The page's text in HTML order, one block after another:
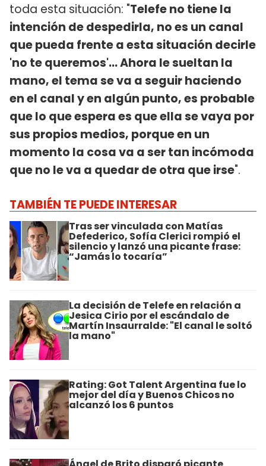
toda esta situación: "Telefe no tiene la
intención de despedirla, no es un canal
que pueda frente a esta situación decirle
'no te queremos'... Ahora le sueltan la
mano, el tema se va a seguir haciendo
en el canal y en algún punto, es probable
que lo que espera es que ella se vaya por
sus propios medios, porque en un
momento la cosa va a ser tan incómoda
que no le va a quedar de otra que irse".
TAMBIÉN TE PUEDE INTERESAR
Tras ser vinculada con Matías
Defederico, Sofía Clerici rompió el
silencio y lanzó una picante frase:
“Jamás lo tocaría”
La decisión de Telefe en relación a
Jesica Cirio por el escándalo de
Martín Insaurralde: "El canal le soltó
la mano"
Rating: Got Talent Argentina fue lo
mejor del día y Buenos Chicos no
alcanzó los 6 puntos